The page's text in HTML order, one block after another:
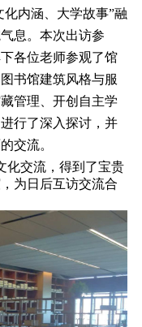
化内涵、大学故事”融
息。本次出访参
各位老师参观了馆
书馆建筑风格与服
管理、开创自主学
行了深入探讨，并
交流。
交流，得到了宝贵
为日后互访交流合